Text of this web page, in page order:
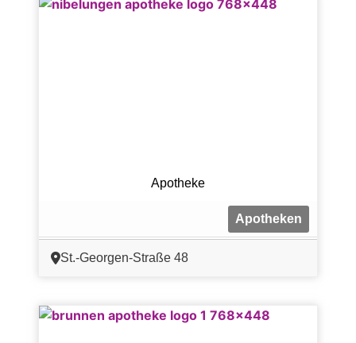
Apotheke
Apotheken
St.-Georgen-Straße 48